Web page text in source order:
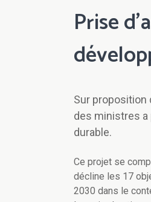
Prise
Sur proposition
des ministres
durable.
Ce projet se
décline les 17
2030 dans le